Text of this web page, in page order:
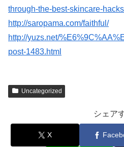
through-the-best-skincare-
http://saropama.com/faithful/
http://yuzs.net/
post-1483.html
Uncategorized
シェア
X